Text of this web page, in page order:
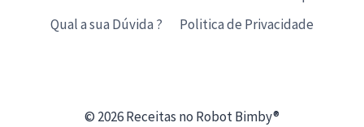
Qual a sua Dúvida ?
Politica de Privacidade
© 2026 Receitas no Robot Bimby®